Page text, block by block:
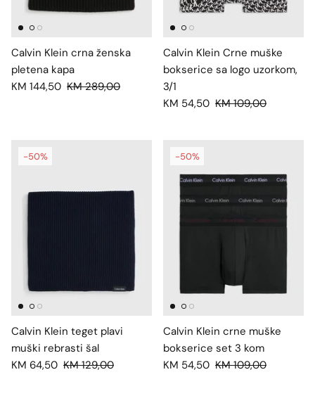
Calvin Klein crna ženska
pletena kapa
KM 144,50 KM 289,00
Calvin Klein Crne muške
bokserice sa logo uzorkom,
3/1
KM 54,50 KM 109,00
-50%
Calvin Klein teget plavi
muški rebrasti šal
KM 64,50 KM 129,00
-50%
Calvin Klein crne muške
bokserice set 3 kom
KM 54,50 KM 109,00